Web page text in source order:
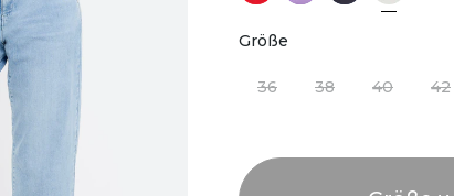
Größe
36 38 40 42